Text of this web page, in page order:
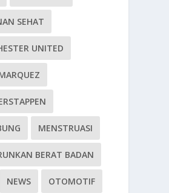
SEHAT
UNITED
MENSTRUASI
BERAT BADAN
NEWS OTOMOTIF